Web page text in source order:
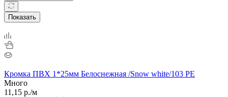
Показать
Кромка ПВХ 1*25мм Белоснежная /Snow white/103 РЕ
Много
11,15 р./м